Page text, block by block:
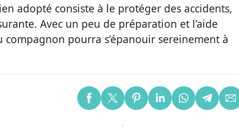
adopté consiste à le protéger des accidents,
Avec un peu de préparation et l’aide
compagnon pourra s’épanouir sereinement à